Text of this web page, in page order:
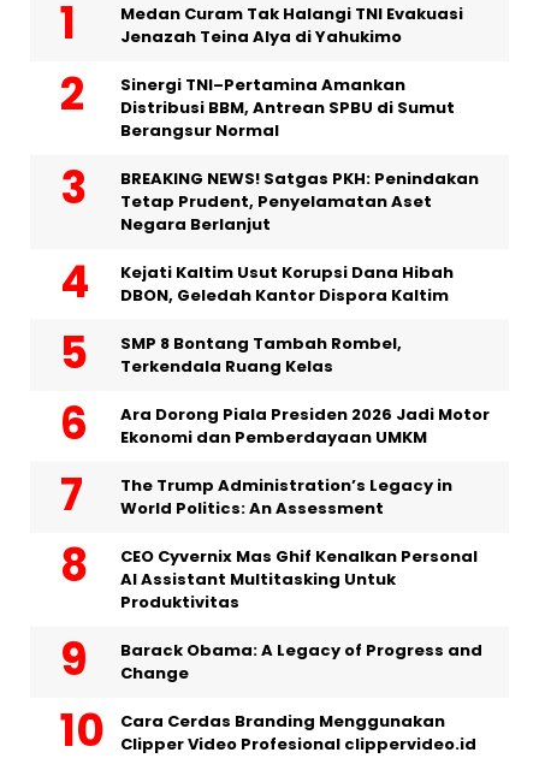
Medan Curam Tak Halangi TNI Evakuasi
Jenazah Teina Alya di Yahukimo
Sinergi TNI–Pertamina Amankan
Distribusi BBM, Antrean SPBU di Sumut
Berangsur Normal
BREAKING NEWS! Satgas PKH: Penindakan
Tetap Prudent, Penyelamatan Aset
Negara Berlanjut
Kejati Kaltim Usut Korupsi Dana Hibah
DBON, Geledah Kantor Dispora Kaltim
SMP 8 Bontang Tambah Rombel,
Terkendala Ruang Kelas
Ara Dorong Piala Presiden 2026 Jadi Motor
Ekonomi dan Pemberdayaan UMKM
The Trump Administration’s Legacy in
World Politics: An Assessment
CEO Cyvernix Mas Ghif Kenalkan Personal
AI Assistant Multitasking Untuk
Produktivitas
Barack Obama: A Legacy of Progress and
Change
Cara Cerdas Branding Menggunakan
Clipper Video Profesional clippervideo.id